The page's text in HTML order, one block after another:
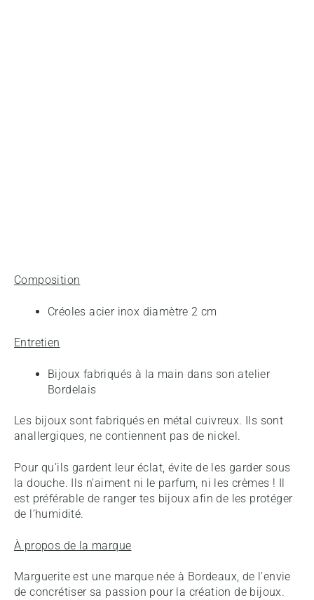
Composition
Créoles acier inox diamètre 2 cm
Entretien
Bijoux fabriqués à la main dans son atelier
Bordelais
Les bijoux sont fabriqués en métal cuivreux. Ils sont
anallergiques, ne contiennent pas de nickel.
Pour qu’ils gardent leur éclat, évite de les garder sous
la douche. Ils n’aiment ni le parfum, ni les crèmes ! Il
est préférable de ranger tes bijoux afin de les protéger
de l’humidité.
À propos de la marque
Marguerite est une marque née à Bordeaux, de l’envie
de concrétiser sa passion pour la création de bijoux.